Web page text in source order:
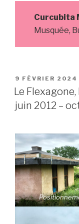
Curcubita
Musquée,
PUBLIÉ
LE
9 FÉVRIER 2024
Le
juin 2012 –